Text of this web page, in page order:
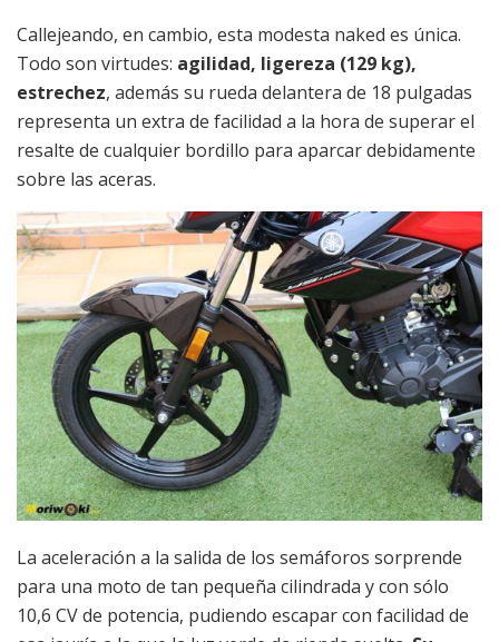
Callejeando, en cambio, esta modesta naked es única.
Todo son virtudes: agilidad, ligereza (129 kg),
estrechez, además su rueda delantera de 18 pulgadas
representa un extra de facilidad a la hora de superar el
resalte de cualquier bordillo para aparcar debidamente
sobre las aceras.
La aceleración a la salida de los semáforos sorprende
para una moto de tan pequeña cilindrada y con sólo
10,6 CV de potencia, pudiendo escapar con facilidad de